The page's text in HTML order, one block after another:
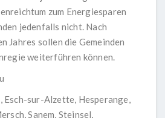
zum Energiesparen
jedenfalls nicht. Nach
Jahres sollen die Gemeinden
weiterführen können.
Esch-sur-Alzette, Hesperange,
Sanem, Steinsel,